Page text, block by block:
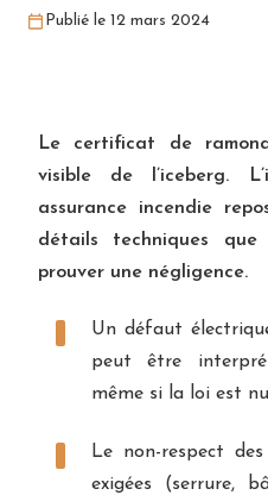
Publié le 12 mars 2024
Le certificat de
visible de l’iceberg.
assurance incendie
détails techniques que
prouver une négligence.
Un défaut
peut être
même si la loi est
Le non-respect
exigées (serrure,